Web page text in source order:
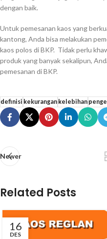
dengan baik.
Untuk pemesanan kaos yang
kantong, Anda bisa melakukan
kaos polos di BKP. Tidak perlu
produk yang banyak sekalipun,
pemesanan di BKP.
definisi kekurangankelebihan
Newer
Related Posts
16
DES